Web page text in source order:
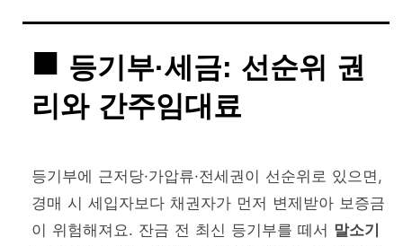
등기부·세금: 선순위 권
리와 간주임대료
등기부에 근저당·가압류·전세권이 선순위로 있으면,
경매 시 세입자보다 채권자가 먼저 변제받아 보증금
이 위험해져요. 잔금 전 최신 등기부를 떼서 말소기